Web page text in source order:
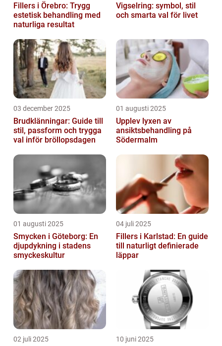
Fillers i Örebro: Trygg
estetisk behandling med
naturliga resultat
Vigselring: symbol, stil
och smarta val för livet
03 december 2025
Brudklänningar: Guide till
stil, passform och trygga
val inför bröllopsdagen
01 augusti 2025
Upplev lyxen av
ansiktsbehandling på
Södermalm
01 augusti 2025
Smycken i Göteborg: En
djupdykning i stadens
smyckeskultur
04 juli 2025
Fillers i Karlstad: En guide
till naturligt definierade
läppar
02 juli 2025 10 juni 2025